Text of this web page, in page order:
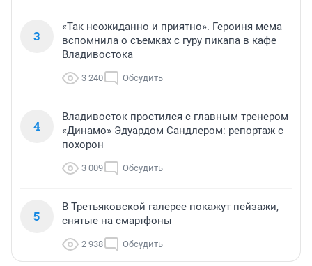
3
«Так неожиданно и приятно». Героиня мема
вспомнила о съемках с гуру пикапа в кафе
Владивостока
3 240 Обсудить
4
Владивосток простился с главным тренером
«Динамо» Эдуардом Сандлером: репортаж с
похорон
3 009 Обсудить
5
В Третьяковской галерее покажут пейзажи,
снятые на смартфоны
2 938 Обсудить